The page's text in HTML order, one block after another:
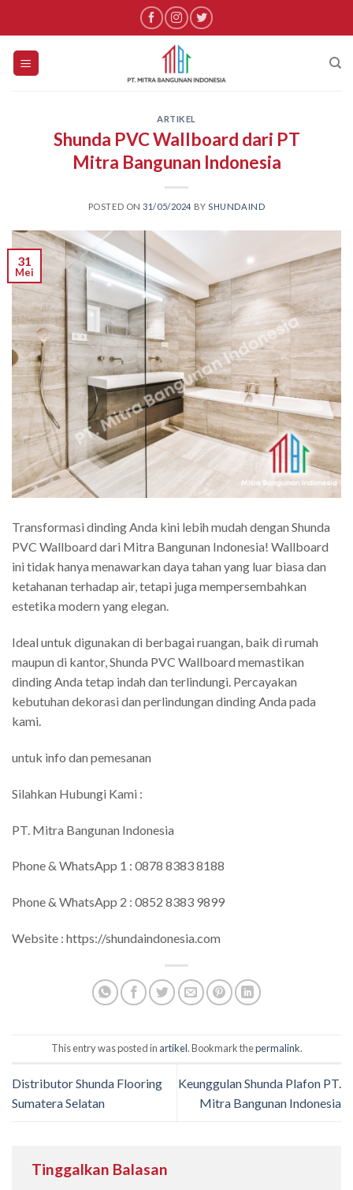
content
ARTIKEL
Shunda PVC Wallboard dari PT
Mitra Bangunan Indonesia
POSTED ON31/05/2024 BY SHUNDAIND
31
Mei
Transformasi dinding Anda kini lebih mudah dengan Shunda
PVC Wallboard dari Mitra Bangunan Indonesia! Wallboard
ini tidak hanya menawarkan daya tahan yang luar biasa dan
ketahanan terhadap air, tetapi juga mempersembahkan
estetika modern yang elegan.
Ideal untuk digunakan di berbagai ruangan, baik di rumah
maupun di kantor, Shunda PVC Wallboard memastikan
dinding Anda tetap indah dan terlindungi. Percayakan
kebutuhan dekorasi dan perlindungan dinding Anda pada
kami.
untuk info dan pemesanan
Silahkan Hubungi Kami :
PT. Mitra Bangunan Indonesia
Phone & WhatsApp 1 : 0878 8383 8188
Phone & WhatsApp 2 : 0852 8383 9899
Website : https://shundaindonesia.com
This entry was posted in artikel. Bookmark thepermalink.
Distributor Shunda Flooring
Sumatera Selatan
Keunggulan Shunda Plafon PT.
Mitra Bangunan Indonesia
Tinggalkan Balasan